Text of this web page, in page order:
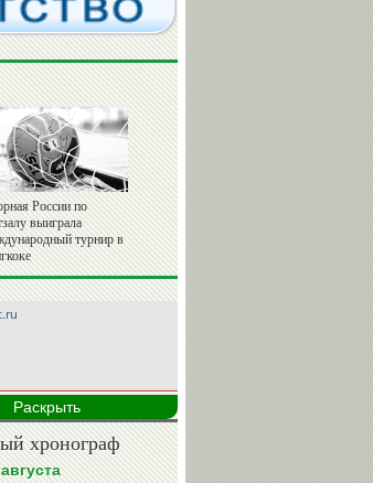
России по
выиграла
турнир в
Раскрыть
хронограф